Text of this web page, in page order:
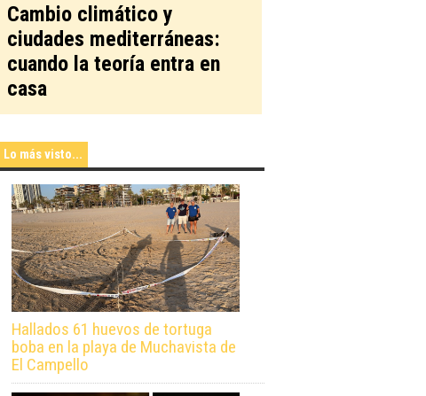
Cambio climático y
ciudades mediterráneas:
cuando la teoría entra en
casa
Lo más visto...
Hallados 61 huevos de tortuga
boba en la playa de Muchavista de
El Campello